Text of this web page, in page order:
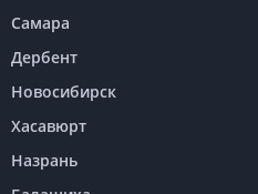
Самара
Дербент
Новосибирск
Хасавюрт
Назрань